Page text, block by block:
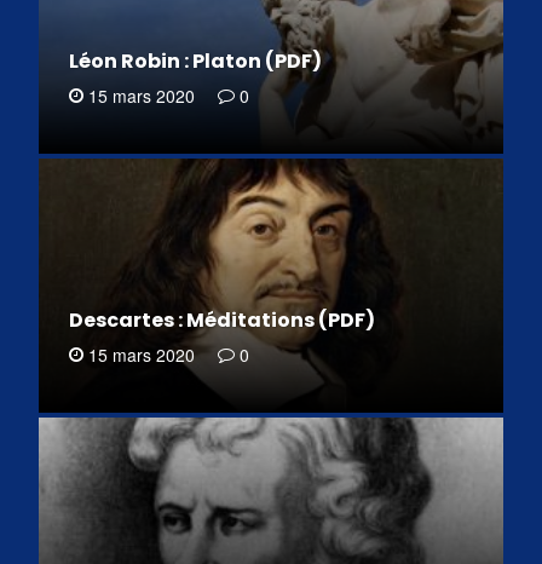
Léon Robin : Platon (PDF)
15 mars 2020 0
Descartes : Méditations (PDF)
15 mars 2020 0